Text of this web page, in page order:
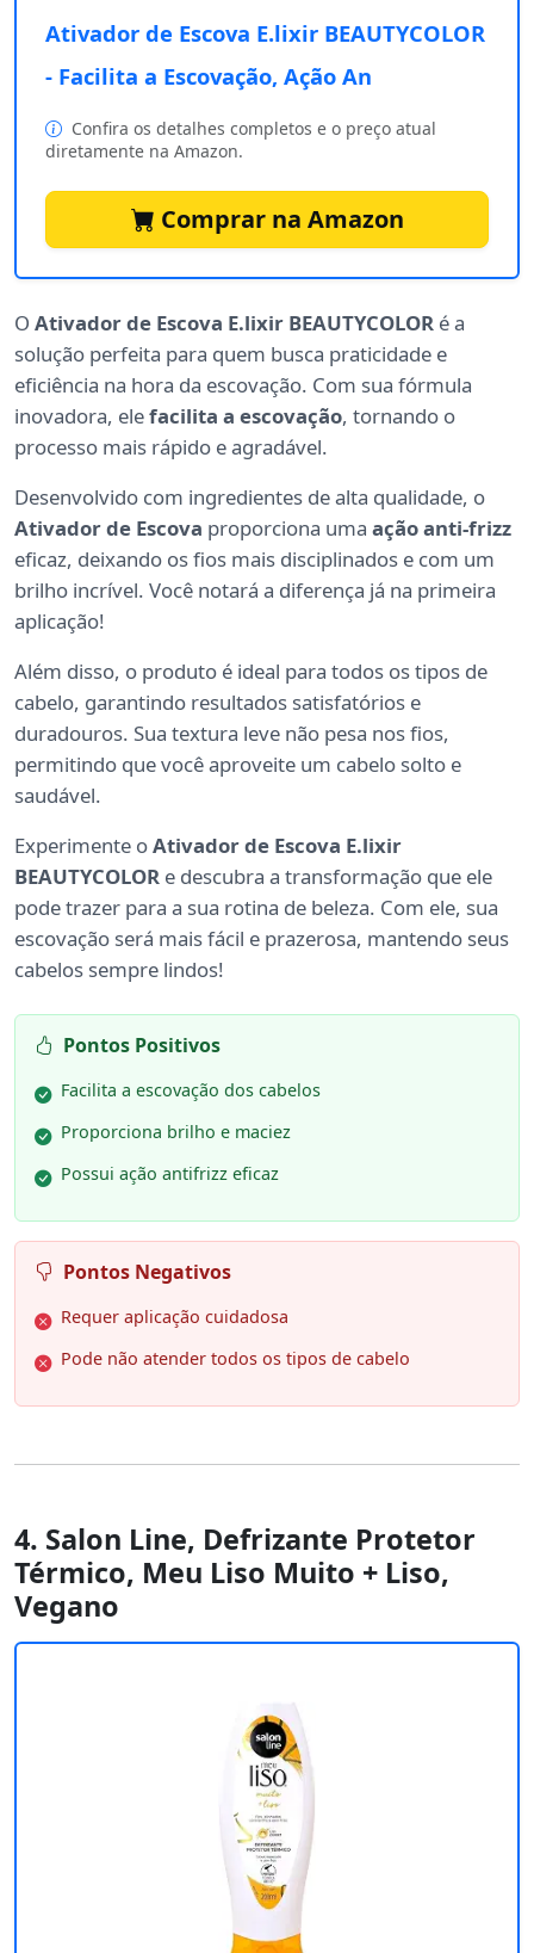
Ativador de Escova E.lixir BEAUTYCOLOR
- Facilita a Escovação, Ação An
Confira os detalhes completos e o preço atual
diretamente na Amazon.
Comprar na Amazon
O Ativador de Escova E.lixir BEAUTYCOLOR é a
solução perfeita para quem busca praticidade e
eficiência na hora da escovação. Com sua fórmula
inovadora, elefacilita a escovação, tornando o
processo mais rápido e agradável.
Desenvolvido com ingredientes de alta qualidade, o
Ativador de Escova proporciona uma ação anti-frizz
eficaz, deixando os fios mais disciplinados e com um
brilho incrível. Você notará a diferença já na primeira
aplicação!
Além disso, o produto é ideal para todos os tipos de
cabelo, garantindo resultados satisfatórios e
duradouros. Sua textura leve não pesa nos fios,
permitindo que você aproveite um cabelo solto e
saudável.
Experimente oAtivador de Escova E.lixir
BEAUTYCOLOR e descubra a transformação que ele
pode trazer para a sua rotina de beleza. Com ele, sua
escovação será mais fácil e prazerosa, mantendo seus
cabelos sempre lindos!
Pontos Positivos
Facilita a escovação dos cabelos
Proporciona brilho e maciez
Possui ação antifrizz eficaz
Pontos Negativos
Requer aplicação cuidadosa
Pode não atender todos os tipos de cabelo
4. Salon Line, Defrizante Protetor
Térmico, Meu Liso Muito + Liso,
Vegano